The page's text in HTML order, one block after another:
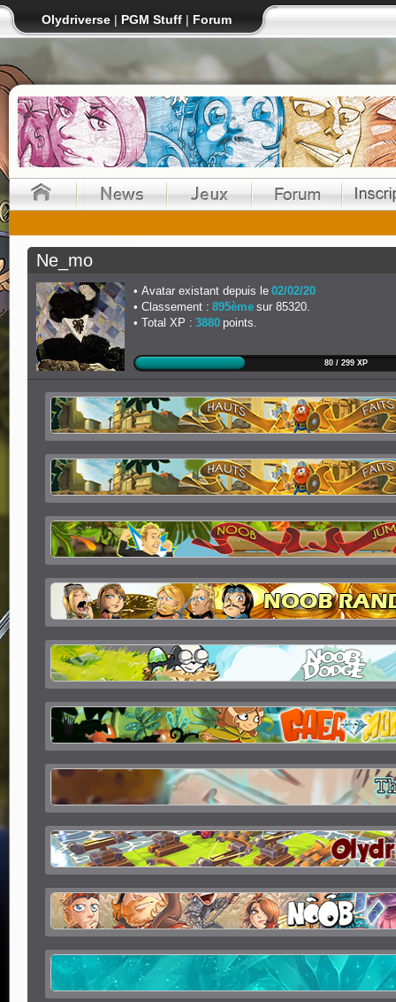
Olydriverse | PGM Stuff | Forum
Ne_mo
Avatar existant depuis le 02/02/20
Classement : 895ème sur 85320.
Total XP : 3880 points.
80 / 299 XP